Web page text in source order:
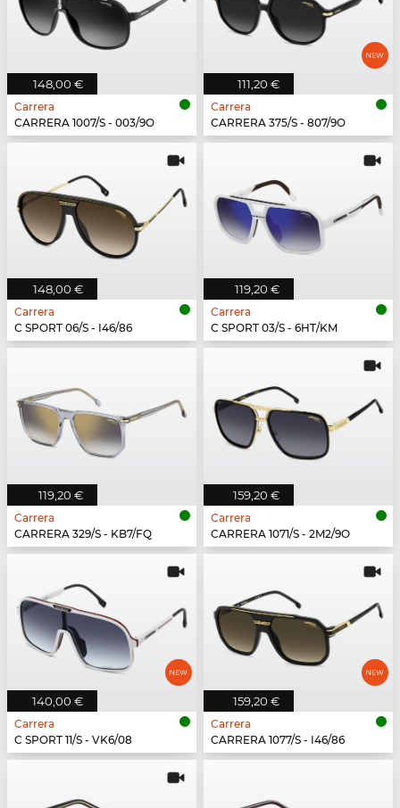
148,00 €
Carrera
CARRERA 1007/S - 003/9O
111,20 €
Carrera
CARRERA 375/S - 807/9O
148,00 €
Carrera
C SPORT 06/S - I46/86
119,20 €
Carrera
C SPORT 03/S - 6HT/KM
119,20 €
Carrera
CARRERA 329/S - KB7/FQ
159,20 €
Carrera
CARRERA 1071/S - 2M2/9O
140,00 €
Carrera
C SPORT 11/S - VK6/08
159,20 €
Carrera
CARRERA 1077/S - I46/86